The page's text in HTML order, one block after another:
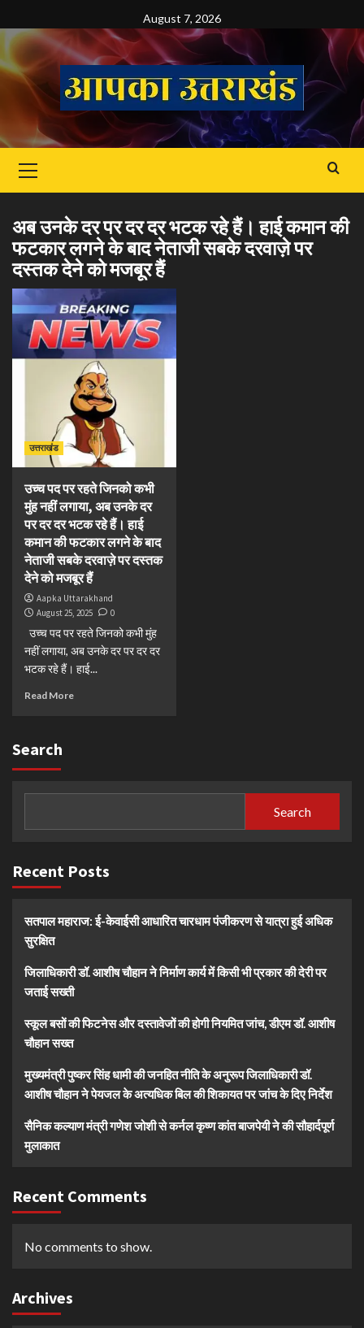
to
content
August 7, 2026
Menu
अब उनके दर पर दर दर भटक रहे हैं। हाई कमान की
फटकार लगने के बाद नेताजी सबके दरवाज़े पर
दस्तक देने को मजबूर हैं
उत्तराखंड
उच्च पद पर रहते जिनको कभी
मुंह नहीं लगाया, अब उनके दर
पर दर दर भटक रहे हैं। हाई
कमान की फटकार लगने के बाद
नेताजी सबके दरवाज़े पर दस्तक
देने को मजबूर हैं
Aapka Uttarakhand
August 25, 2025
0
उच्च पद पर रहते जिनको कभी मुंह
नहीं लगाया, अब उनके दर पर दर दर
भटक रहे हैं। हाई...
Read More
Search
Search
Recent Posts
सतपाल महाराज: ई-केवाईसी आधारित चारधाम पंजीकरण से यात्रा हुई अधिक
सुरक्षित
जिलाधिकारी डॉ. आशीष चौहान ने निर्माण कार्य में किसी भी प्रकार की देरी पर
जताई सख्ती
स्कूल बसों की फिटनेस और दस्तावेजों की होगी नियमित जांच, डीएम डॉ. आशीष
चौहान सख्त
मुख्यमंत्री पुष्कर सिंह धामी की जनहित नीति के अनुरूप जिलाधिकारी डॉ.
आशीष चौहान ने पेयजल के अत्यधिक बिल की शिकायत पर जांच के दिए निर्देश
सैनिक कल्याण मंत्री गणेश जोशी से कर्नल कृष्ण कांत बाजपेयी ने की सौहार्दपूर्ण
मुलाकात
Recent Comments
No comments to show.
Archives